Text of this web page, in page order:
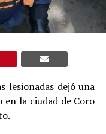
lesionadas dejó una
la ciudad de Coro